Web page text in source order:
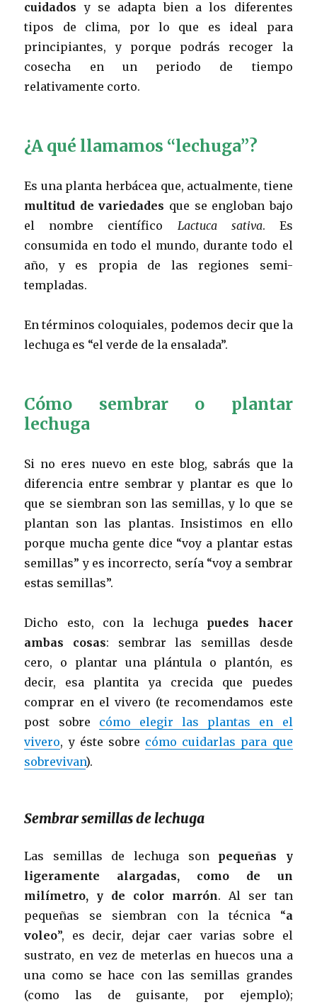
cuidados y se adapta bien a los diferentes
tipos de clima, por lo que es ideal para
principiantes, y porque podrás recoger la
cosecha en un periodo de tiempo
relativamente corto.
¿A qué llamamos “lechuga”?
Es una planta herbácea que, actualmente, tiene
multitud de variedades que se engloban bajo
el nombre científico Lactuca sativa. Es
consumida en todo el mundo, durante todo el
año, y es propia de las regiones semi-
templadas.
En términos coloquiales, podemos decir que la
lechuga es “el verde de la ensalada”.
Cómo sembrar o plantar
lechuga
Si no eres nuevo en este blog, sabrás que la
diferencia entre sembrar y plantar es que lo
que se siembran son las semillas, y lo que se
plantan son las plantas. Insistimos en ello
porque mucha gente dice “voy a plantar estas
semillas” y es incorrecto, sería “voy a sembrar
estas semillas”.
Dicho esto, con la lechuga puedes hacer
ambas cosas: sembrar las semillas desde
cero, o plantar una plántula o plantón, es
decir, esa plantita ya crecida que puedes
comprar en el vivero (te recomendamos este
post sobre cómo elegir las plantas en el
vivero, y éste sobre cómo cuidarlas para que
sobrevivan).
Sembrar semillas de lechuga
Las semillas de lechuga sonpequeñas y
ligeramente alargadas, como de un
milímetro, y de color marrón. Al ser tan
pequeñas se siembran con la técnica “a
voleo”, es decir, dejar caer varias sobre el
sustrato, en vez de meterlas en huecos una a
una como se hace con las semillas grandes
(como las de guisante, por ejemplo);